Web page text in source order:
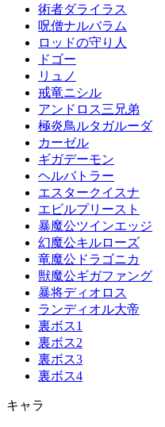
術者ダライラス
呪僧ナルバラム
ロッドの守り人
ドゴー
リュノ
戒竜ニシル
アンドロス三兄弟
極炎鳥ルタガルーダ
カーゼル
ギガデーモン
ヘルバトラー
エスタークイスナ
エビルプリースト
暴魔公ツインエッジ
幻魔公キルローズ
竜魔公ドラゴニカ
獣魔公ギガファング
暴将ディオロス
ランディオル大帝
裏ボス1
裏ボス2
裏ボス3
裏ボス4
キャラ